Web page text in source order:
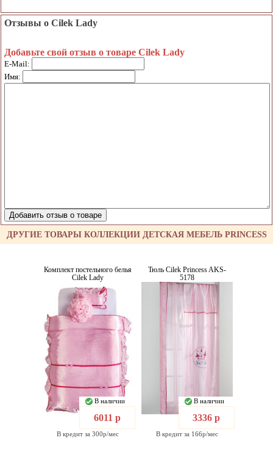
Отзывы о Cilek Lady
Добавьте свой отзыв о товаре Cilek Lady
E-Mail:
Имя:
ДРУГИЕ ТОВАРЫ КОЛЛЕКЦИИ ДЕТСКАЯ МЕБЕЛЬ PRINCESS
Комплект постельного белья
Cilek Lady
В наличии
6011 р
В кредит за 300р/мес
Тюль Cilek Princess AKS-
5178
В наличии
3336 р
В кредит за 166р/мес